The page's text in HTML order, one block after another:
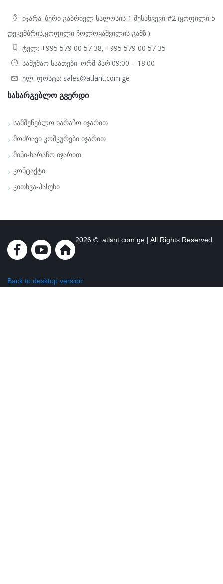
იჯარა: ბერი გაბრიელ სალოსის 1 შესახვევი #2 (ყოფილი 5
დეკემბრის,ყოფილი ჩოლოყაშვილის გამზ.)
ტელ: +995 579 00 57 38, +995 579 00 57 35
სამუშაო საათები: ორშ-პარ 09:00 – 18:00
ელ. ფოსტა: sales@atlant.com.ge
ᲡᲐᲡᲐᲠᲒᲔᲑᲚᲝ ᲒᲕᲔᲠᲓᲘ
ᲡᲐᲛᲨᲔᲜᲔᲑᲚᲝ ᲮᲐᲠᲐᲩᲝ ᲘᲯᲐᲠᲘᲗ
ᲛᲝᲫᲠᲐᲕᲘ ᲙᲝᲨᲙᲣᲠᲔᲑᲘ ᲘᲯᲐᲠᲘᲗ
ᲛᲘᲜᲘ-ᲮᲐᲠᲐᲩᲝ ᲘᲯᲐᲠᲘᲗ
ᲙᲝᲜᲢᲐᲥᲢᲘ
ᲙᲘᲗᲮᲕᲐ-ᲞᲐᲡᲣᲮᲘ
2026 ©. atlant.com.ge | All Rights Reserved
Back to desktop version